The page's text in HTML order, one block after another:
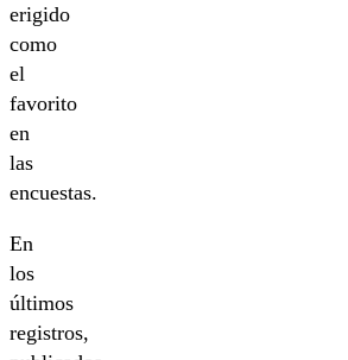
erigido
como
el
favorito
en
las
encuestas.
En
los
últimos
registros,